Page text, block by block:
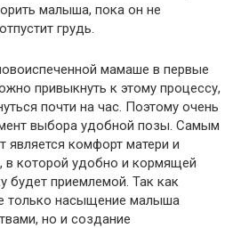
малыша, пока он не
грудь.
мамаше в первые
привыкнуть к этому процессу,
почти на час. Поэтому очень
выбора удобной позы. Самым
является комфорт матери и
в которой удобно и кормящей
будет приемлемой. Так как
только насыщение малыша
но и создание